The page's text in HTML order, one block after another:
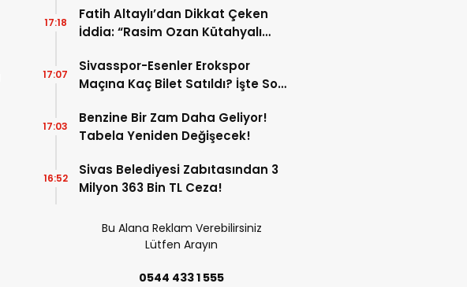
Fatih Altaylı’dan Dikkat Çeken
İddia: “Rasim Ozan Kütahyalı
17:18
Sivasspor-Esenler Erokspor
Maçına Kaç Bilet Satıldı? İşte Son
17:07
Benzine Bir Zam Daha Geliyor!
Tabela Yeniden Değişecek!
17:03
Sivas Belediyesi Zabıtasından 3
Milyon 363 Bin TL Ceza!
16:52
Bu Alana Reklam Verebilirsiniz
Lütfen Arayın
0544 433 1 555